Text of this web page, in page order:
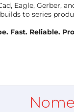
Eagle, Gerber,
to series
Fast. Reliable.